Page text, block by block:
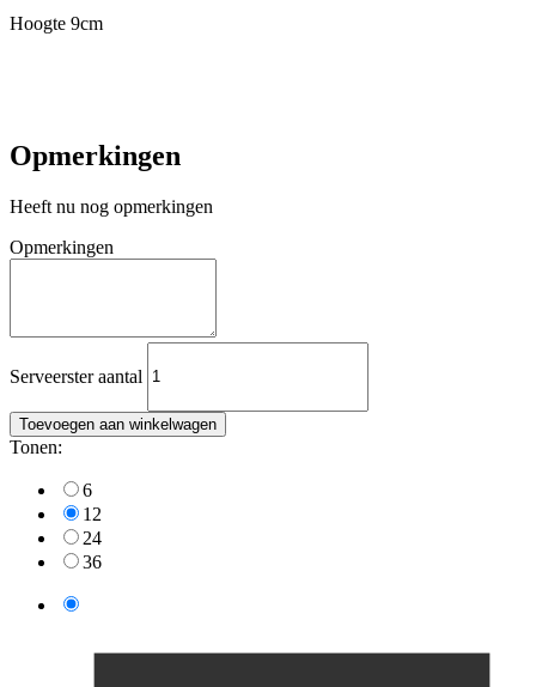
Hoogte 9cm
Opmerkingen
Heeft nu nog opmerkingen
Opmerkingen
Serveerster aantal
Toevoegen aan winkelwagen
Tonen:
6
12
24
36